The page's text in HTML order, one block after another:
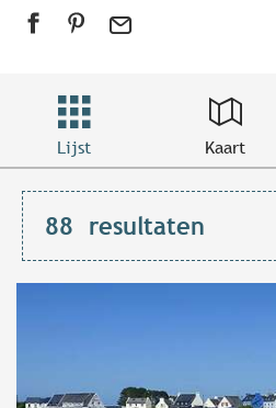
Lijst Kaart
88 resultaten